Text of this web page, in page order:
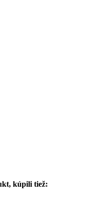
kúpili tiež: